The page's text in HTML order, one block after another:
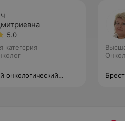
5.0
категория
онкологический